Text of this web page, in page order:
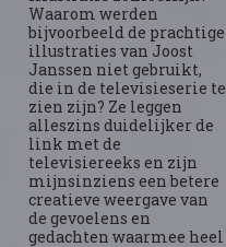
Waarom werden
bijvoorbeeld de prachtige
illustraties van Joost
Janssen niet gebruikt,
die in de televisieserie te
zien zijn? Ze leggen
alleszins duidelijker de
link met de
televisiereeks en zijn
mijnsinziens een betere
creatieve weergave van
de gevoelens en
gedachten waarmee heel